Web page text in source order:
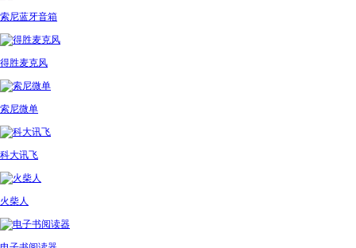
索尼蓝牙音箱
得胜麦克风
索尼微单
科大讯飞
火柴人